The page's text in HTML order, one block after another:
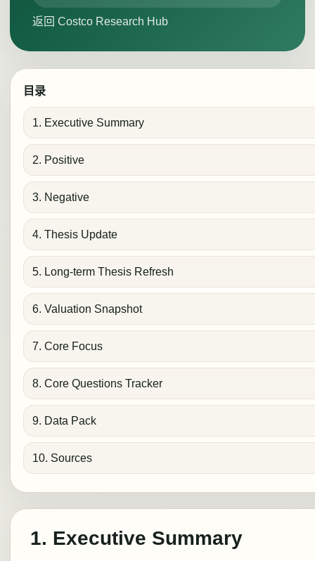
返回 Costco Research Hub
目录
1. Executive Summary
2. Positive
3. Negative
4. Thesis Update
5. Long-term Thesis Refresh
6. Valuation Snapshot
7. Core Focus
8. Core Questions Tracker
9. Data Pack
10. Sources
1. Executive Summary